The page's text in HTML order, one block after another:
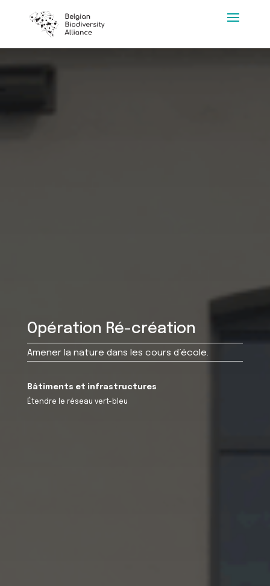
Opération Ré-création
Amener la nature dans les cours d’école.
Bâtiments et infrastructures
Étendre le réseau vert-bleu